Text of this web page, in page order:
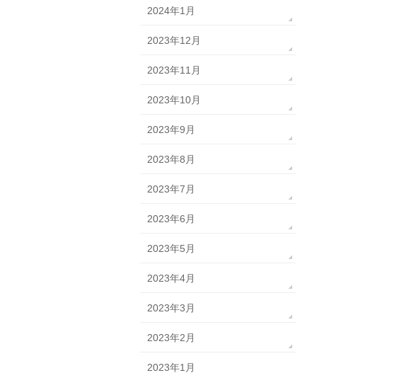
2024年1月
2023年12月
2023年11月
2023年10月
2023年9月
2023年8月
2023年7月
2023年6月
2023年5月
2023年4月
2023年3月
2023年2月
2023年1月